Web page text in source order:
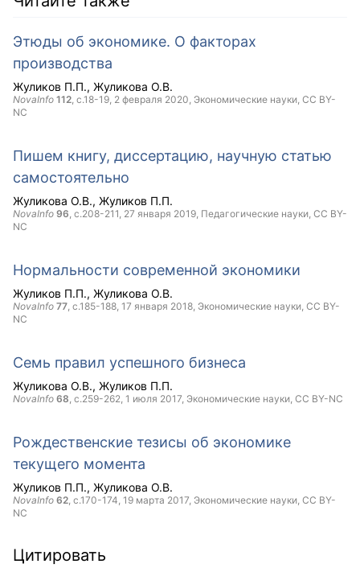
Этюды об экономике. О факторах
производства
Жуликов П.П. Жуликова О.В.
NovaInfo 112, с.18-19, 2 февраля 2020, Экономические науки, CC BY-
NC
Пишем книгу, диссертацию, научную статью
самостоятельно
Жуликова О.В. Жуликов П.П.
NovaInfo 96, с.208-211, 27 января 2019, Педагогические науки, CC BY-
NC
Нормальности современной экономики
Жуликов П.П. Жуликова О.В.
NovaInfo 77, с.185-188, 17 января 2018, Экономические науки, CC BY-
NC
Семь правил успешного бизнеса
Жуликова О.В. Жуликов П.П.
NovaInfo 68, с.259-262, 1 июля 2017, Экономические науки, CC BY-NC
Рождественские тезисы об экономике
текущего момента
Жуликов П.П. Жуликова О.В.
NovaInfo 62, с.170-174, 19 марта 2017, Экономические науки, CC BY-
NC
Цитировать